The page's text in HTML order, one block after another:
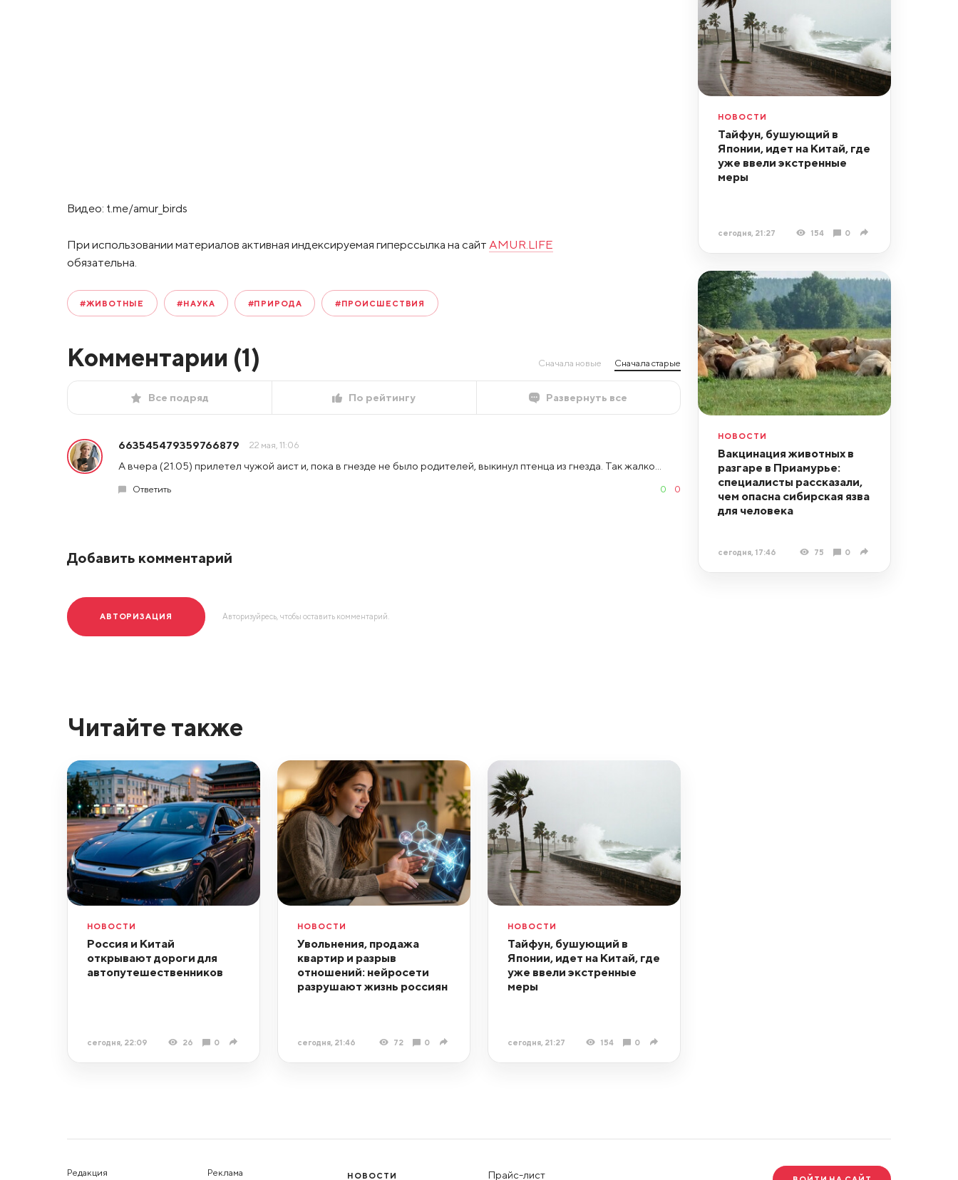
Видео: t.me/amur_birds
При использовании материалов активная индексируемая гиперссылка на сайт AMUR.LIFE
обязательна.
#ЖИВОТНЫЕ #НАУКА #ПРИРОДА #ПРОИСШЕСТВИЯ
Комментарии (1) Сначала новые Сначала старые
Все подряд По рейтингу Развернуть все
663545479359766879 22 мая, 11:06
А вчера (21.05) прилетел чужой аист и, пока в гнезде не было родителей, выкинул птенца из гнезда. Так жалко...
Ответить 0 0
Добавить комментарий
АВТОРИЗАЦИЯ Авторизуйресь, чтобы оставить комментарий.
НОВОСТИ
Тайфун, бушующий в
Японии, идет на Китай, где
уже ввели экстренные
меры
сегодня, 21:27 154 0
НОВОСТИ
Вакцинация животных в
разгаре в Приамурье:
специалисты рассказали,
чем опасна сибирская язва
для человека
сегодня, 17:46 75 0
Читайте также
НОВОСТИ
Россия и Китай
открывают дороги для
автопутешественников
сегодня, 22:09 26 0
НОВОСТИ
Увольнения, продажа
квартир и разрыв
отношений: нейросети
разрушают жизнь россиян
сегодня, 21:46 72 0
НОВОСТИ
Тайфун, бушующий в
Японии, идет на Китай, где
уже ввели экстренные
меры
сегодня, 21:27 154 0
Редакция Реклама НОВОСТИ Прайс-лист